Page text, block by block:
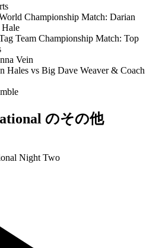
Championship Match: Darian
Hale
Team Championship Match: Top
Vein
Hales vs Big Dave Weaver & Coach
のその他